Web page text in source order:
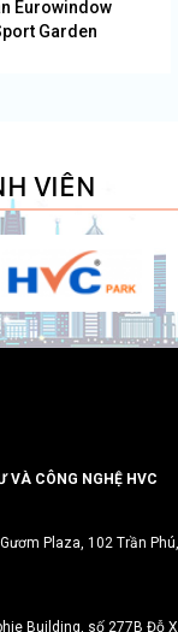
Eurowindow
Garden
VIÊN
VÀ CÔNG NGHỆ HVC
Plaza, 102 Trần
Building, số 277B Đỗ